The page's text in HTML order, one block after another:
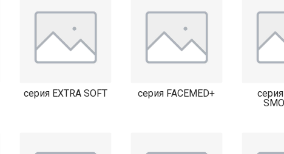
серия EXTRA SOFT серия FACEMED+